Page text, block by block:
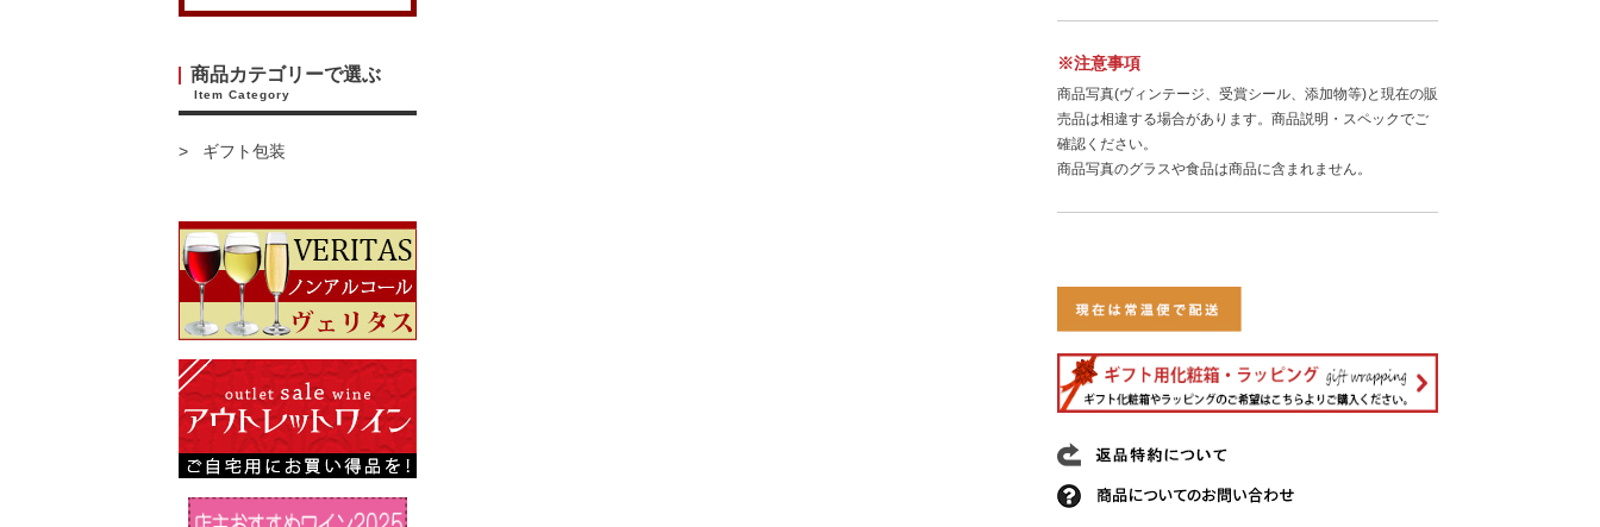
商品カテゴリーで選ぶ
Item Category
ギフト包装
※注意事項
商品写真(ヴィンテージ、受賞シール、添加物等)と現在の販
売品は相違する場合があります。商品説明・スペックでご
確認ください。
商品写真のグラスや食品は商品に含まれません。